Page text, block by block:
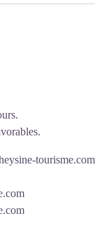
tourisme.com